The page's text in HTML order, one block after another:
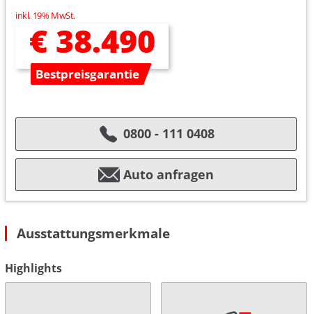
inkl. 19% MwSt.
€ 38.490
Bestpreisgarantie
0800 - 111 0408
Auto anfragen
Ausstattungsmerkmale
Highlights